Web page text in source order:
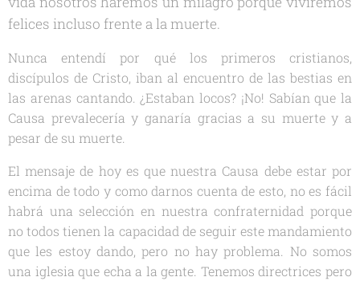
felices incluso frente a la muerte.
Nunca entendí por qué los primeros cristianos,
discípulos de Cristo, iban al encuentro de las bestias en
las arenas cantando. ¿Estaban locos? ¡No! Sabían que la
Causa prevalecería y ganaría gracias a su muerte y a
pesar de su muerte.
El mensaje de hoy es que nuestra Causa debe estar por
encima de todo y como darnos cuenta de esto, no es fácil
habrá una selección en nuestra confraternidad porque
no todos tienen la capacidad de seguir este mandamiento
que les estoy dando, pero no hay problema. No somos
una iglesia que echa a la gente. Tenemos directrices pero